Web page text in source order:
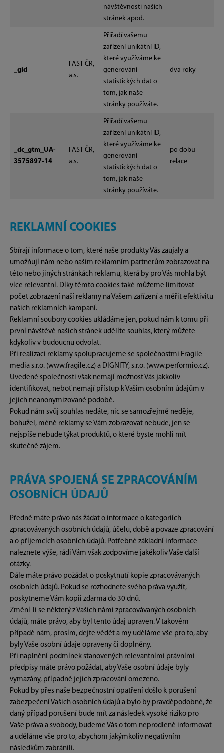
návštěvnosti našich
stránek apod.
_gid
FAST ČR,
a.s.
Přiřadí vašemu
zařízení unikátní ID,
které využíváme ke
generování
statistických dat o
tom, jak naše
stránky používáte.
dva roky
_dc_gtm_UA-
3575897-14
FAST ČR,
a.s.
Přiřadí vašemu
zařízení unikátní ID,
které využíváme ke
generování
statistických dat o
tom, jak naše
stránky používáte.
po dobu
relace
REKLAMNÍ COOKIES
Sbírají informace o tom, které naše produkty Vás zaujaly a
umožňují nám nebo našim reklamním partnerům zobrazovat na
této nebo jiných stránkách reklamu, která by pro Vás mohla být
více relevantní. Díky těmto cookies také můžeme limitovat
počet zobrazení naší reklamy na Vašem zařízení a měřit efektivitu
našich reklamních kampaní.
Reklamní soubory cookies ukládáme jen, pokud nám k tomu při
první návštěvě našich stránek udělíte souhlas, který můžete
kdykoliv v budoucnu odvolat.
Při realizaci reklamy spolupracujeme se společnostmi Fragile
media s.r.o. (www.fragile.cz) a DIGNITY, s.r.o. (www.performio.cz).
Uvedené společnosti však nemají možnost Vás jakkoliv
identifikovat, neboť nemají přístup k Vašim osobním údajům v
jejich neanonymizované podobě.
Pokud nám svůj souhlas nedáte, nic se samozřejmě neděje,
bohužel, méně reklamy se Vám zobrazovat nebude, jen se
nejspíše nebude týkat produktů, o které byste mohli mít
skutečně zájem.
PRÁVA SPOJENÁ SE ZPRACOVÁNÍM
OSOBNÍCH ÚDAJŮ
Předně máte právo nás žádat o informace o kategoriích
zpracovávaných osobních údajů, účelu, době a povaze zpracování
a o příjemcích osobních údajů. Potřebné základní informace
naleznete výše, rádi Vám však zodpovíme jakékoliv Vaše další
otázky.
Dále máte právo požádat o poskytnutí kopie zpracovávaných
osobních údajů. Pokud se rozhodnete svého práva využít,
poskytneme Vám kopii zdarma do 30 dnů.
Změní-li se některý z Vašich námi zpracovávaných osobních
údajů, máte právo, aby byl tento údaj upraven. V takovém
případě nám, prosím, dejte vědět a my uděláme vše pro to, aby
byly Vaše osobní údaje opraveny či doplněny.
Při naplnění podmínek stanovených relevantními právními
předpisy máte právo požádat, aby Vaše osobní údaje byly
vymazány, případně jejich zpracování omezeno.
Pokud by přes naše bezpečnostní opatření došlo k porušení
zabezpečení Vašich osobních údajů a bylo by pravděpodobné, že
daný případ porušení bude mít za následek vysoké riziko pro
Vaše práva a svobody, budeme Vás o tom neprodleně informovat
a uděláme vše pro to, abychom jakýmkoliv negativním
následkům zabránili.